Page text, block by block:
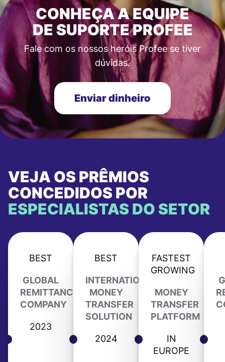
CONHEÇA A EQUIPE
DE SUPORTE PROFEE
Fale com os nossos heróis Profee se tiver
dúvidas.
Enviar dinheiro
VEJA OS PRÊMIOS
CONCEDIDOS POR
ESPECIALISTAS DO SETOR
BEST
GLOBAL
REMITTANCE
COMPANY
2023
BEST
INTERNATIONAL
MONEY
TRANSFER
SOLUTION
2024
FASTEST
GROWING
MONEY
TRANSFER
PLATFORM
IN
EUROPE